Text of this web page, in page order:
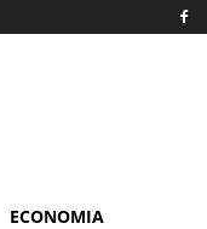
ECONOMIA